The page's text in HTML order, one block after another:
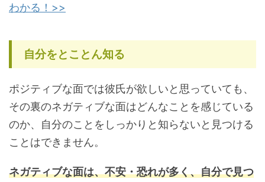
わかる！>>
自分をとことん知る
ポジティブな面では彼氏が欲しいと思っていても、
その裏のネガティブな面はどんなことを感じている
のか、自分のことをしっかりと知らないと見つける
ことはできません。
ネガティブな面は、不安・恐れが多く、自分で見つ